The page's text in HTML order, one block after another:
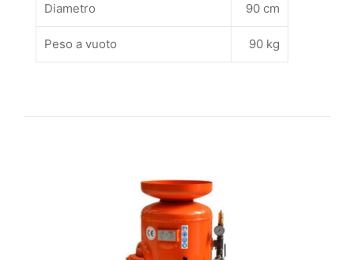
Diametro 90 cm
Peso a vuoto 90 kg